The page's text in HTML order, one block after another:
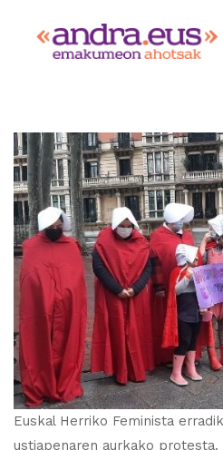
Euskal Herriko Feminista
ustiapenaren aurkako protesta.